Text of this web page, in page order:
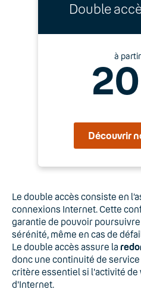
Double
à
20
Découvrir
Le double accès consiste en
connexions Internet. Cette
garantie de pouvoir
sérénité, même en cas de
Le double accès assure la
donc une continuité de
critère essentiel si l'activité
d'Internet.